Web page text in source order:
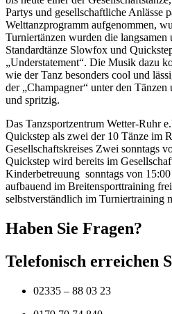
Partys und gesellschaftliche Anlässe
Welttanzprogramm aufgenommen,
Turniertänzen wurden die
Standardtänze Slowfox und
„Understatement“. Die Musik dazu
wie der Tanz besonders cool und
der „Champagner“ unter den
und spritzig.
Das Tanzsportzentrum Wetter-Ruhr
Quickstep als zwei der 10 Tänze im
Gesellschaftskreises Zwei sonntags
Quickstep wird bereits im
Kinderbetreuung sonntags von
aufbauend im Breitensporttraining
selbstverständlich im Turniertraining
Haben Sie Fragen?
Telefonisch erreichen
02335 – 88 03 23